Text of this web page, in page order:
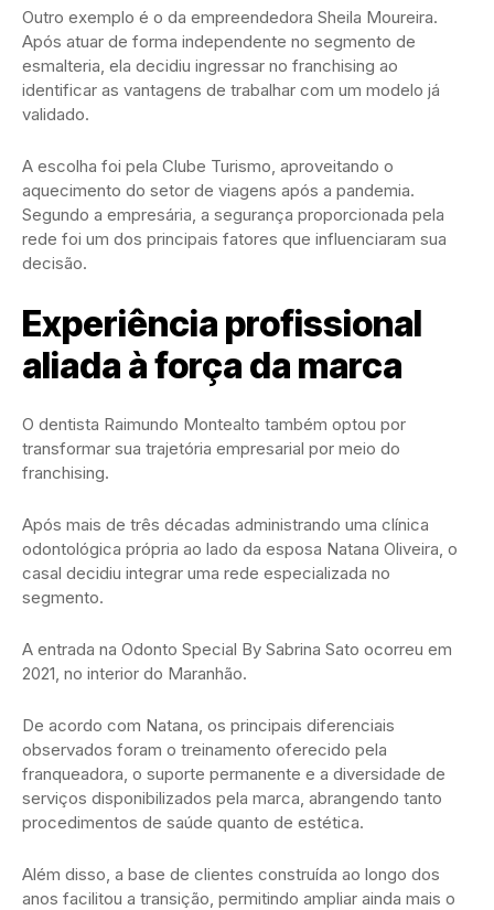
Outro exemplo é o da empreendedora Sheila Moureira.
Após atuar de forma independente no segmento de
esmalteria, ela decidiu ingressar no franchising ao
identificar as vantagens de trabalhar com um modelo já
validado.
A escolha foi pela Clube Turismo, aproveitando o
aquecimento do setor de viagens após a pandemia.
Segundo a empresária, a segurança proporcionada pela
rede foi um dos principais fatores que influenciaram sua
decisão.
Experiência profissional
aliada à força da marca
O dentista Raimundo Montealto também optou por
transformar sua trajetória empresarial por meio do
franchising.
Após mais de três décadas administrando uma clínica
odontológica própria ao lado da esposa Natana Oliveira, o
casal decidiu integrar uma rede especializada no
segmento.
A entrada na Odonto Special By Sabrina Sato ocorreu em
2021, no interior do Maranhão.
De acordo com Natana, os principais diferenciais
observados foram o treinamento oferecido pela
franqueadora, o suporte permanente e a diversidade de
serviços disponibilizados pela marca, abrangendo tanto
procedimentos de saúde quanto de estética.
Além disso, a base de clientes construída ao longo dos
anos facilitou a transição, permitindo ampliar ainda mais o